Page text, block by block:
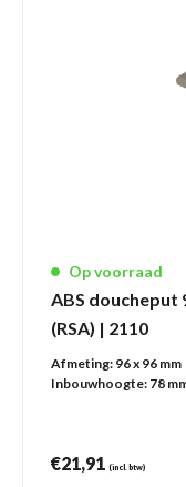
Op voorraad
ABS doucheput
(RSA) | 2110
Afmeting: 96 x 96 mm
Inbouwhoogte: 78
€21,91 (incl. btw)